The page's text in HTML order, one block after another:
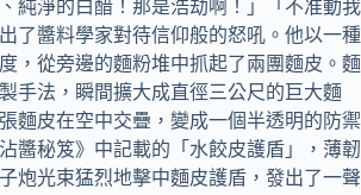
純淨的白醋！那是浩劫啊！」「不准動我
了醬料學家對待信仰般的怒吼。他以一種
，從旁邊的麵粉堆中抓起了兩團麵皮。麵
手法，瞬間擴大成直徑三公尺的巨大麵
麵皮在空中交疊，變成一個半透明的防禦
醬秘笈》中記載的「水餃皮護盾」，薄韌
炮光束猛烈地擊中麵皮護盾，發出了一聲